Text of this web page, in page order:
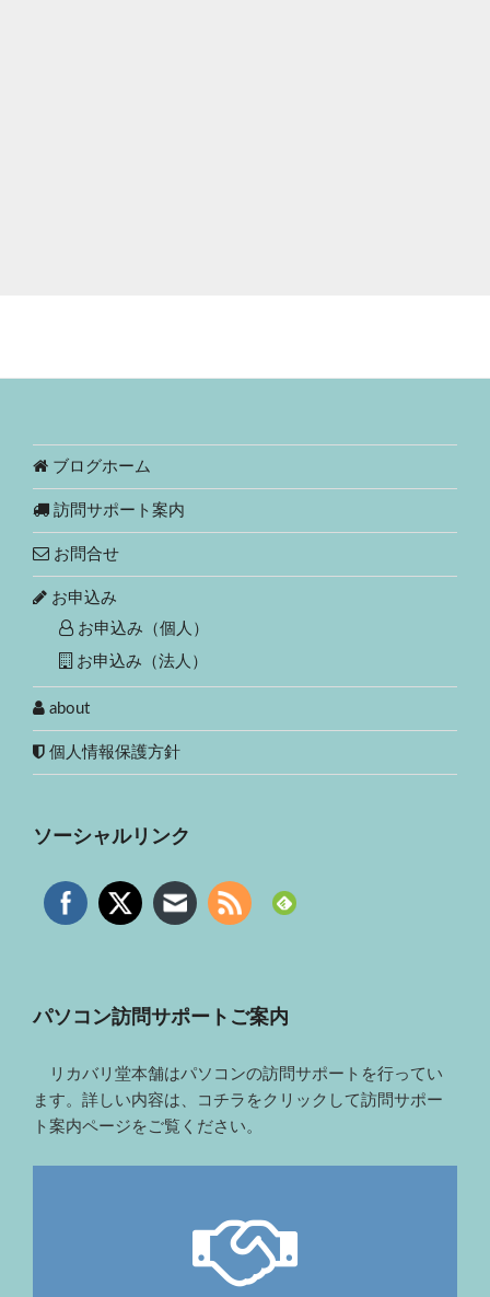
ブログホーム
訪問サポート案内
お問合せ
お申込み
お申込み（個人）
お申込み（法人）
about
個人情報保護方針
ソーシャルリンク
パソコン訪問サポートご案内
リカバリ堂本舗はパソコンの訪問サポートを行ってい
ます。詳しい内容は、コチラをクリックして訪問サポー
ト案内ページをご覧ください。